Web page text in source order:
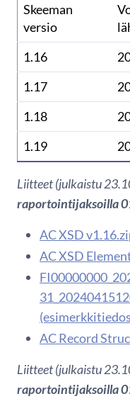
Skeeman
versio
1.16
1.17
1.18
1.19
Liitteet (julkaistu
raportointijaksoilla
AC XSD
AC XSD
AC Record
Liitteet (julkaistu
raportointijaksoilla